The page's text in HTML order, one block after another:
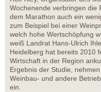
Wochenende verbringen die
dem Marathon auch ein
zum Beispiel bei einer
welch hohe Wertschöpfung
weiß Landrat Hans-Ulrich
Heidelberg hat bereits 2010
Wirtschaft in der Region
Ergebnis der Studie,
Weinbau- und andere
ein.